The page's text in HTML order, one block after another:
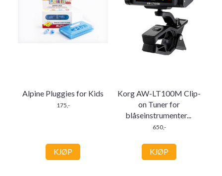
Alpine Pluggies for Kids
175,-
KJØP
Korg AW-LT100M Clip-
on Tuner for
blåseinstrumenter...
650,-
KJØP